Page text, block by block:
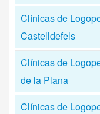
Clínicas de
Castelldefels
Clínicas de
de la Plana
Clínicas de